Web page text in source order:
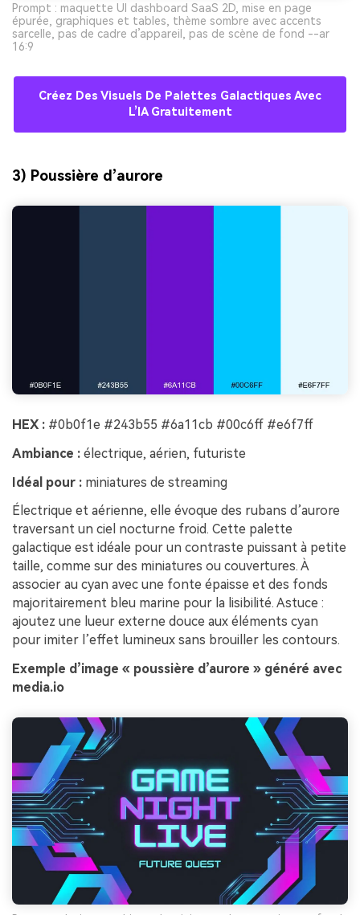
Prompt : maquette UI dashboard SaaS 2D, mise en page
épurée, graphiques et tables, thème sombre avec accents
sarcelle, pas de cadre d’appareil, pas de scène de fond --ar
16:9
Créez Des Visuels De Palettes Galactiques Avec
L’IA Gratuitement
3) Poussière d’aurore
HEX : #0b0f1e #243b55 #6a11cb #00c6ff #e6f7ff
Ambiance : électrique, aérien, futuriste
Idéal pour : miniatures de streaming
Électrique et aérienne, elle évoque des rubans d’aurore
traversant un ciel nocturne froid. Cette palette
galactique est idéale pour un contraste puissant à petite
taille, comme sur des miniatures ou couvertures. À
associer au cyan avec une fonte épaisse et des fonds
majoritairement bleu marine pour la lisibilité. Astuce :
ajoutez une lueur externe douce aux éléments cyan
pour imiter l’effet lumineux sans brouiller les contours.
Exemple d’image « poussière d’aurore » généré avec
media.io